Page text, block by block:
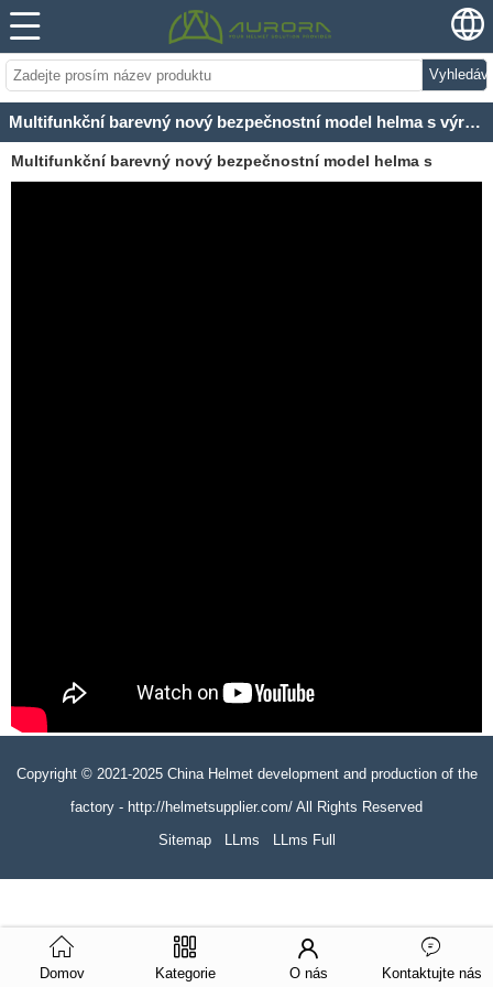
Multifunkční barevný nový bezpečnostní model helma s výrobní cenu
Multifunkční barevný nový bezpečnostní model helma s
Copyright © 2021-2025 China Helmet development and production of the
factory - http://helmetsupplier.com/ All Rights Reserved
Sitemap
LLms LLms Full
Domov Kategorie O nás Kontaktujte nás